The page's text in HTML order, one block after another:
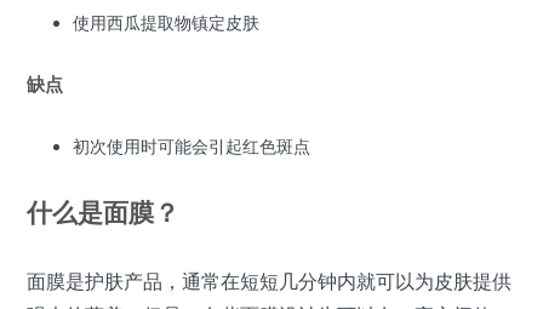
使用西瓜提取物镇定皮肤
缺点
初次使用时可能会引起红色斑点
什么是面膜？
面膜是护肤产品，通常在短短几分钟内就可以为皮肤提供